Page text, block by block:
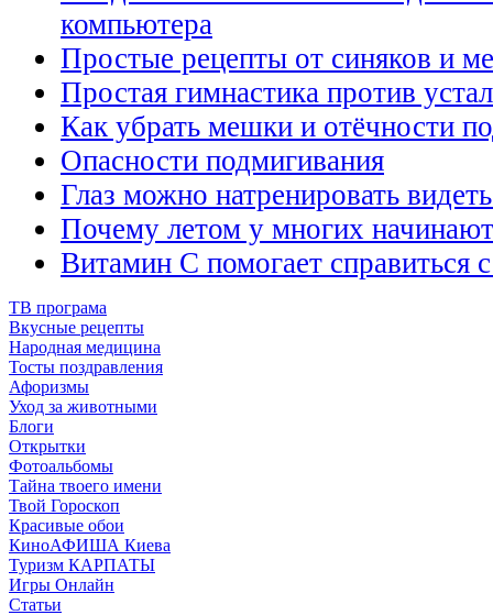
компьютера
Простые рецепты от синяков и
Простая гимнастика против
Как убрать мешки и отёчности
Опасности подмигивания
Глаз можно натренировать
Почему летом у многих начинают
Витамин С помогает справиться
ТВ програма
Вкусные рецепты
Народная медицина
Тосты поздравления
Афоризмы
Уход за животными
Блоги
Открытки
Фотоальбомы
Тайна твоего имени
Твой Гороскоп
Красивые обои
КиноАФИША Киева
Туризм КАРПАТЫ
Игры Онлайн
Статьи